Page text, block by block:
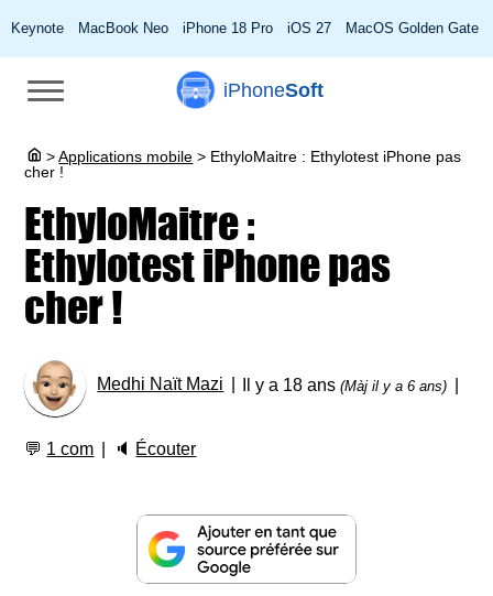
Keynote MacBook Neo iPhone 18 Pro iOS 27 MacOS Golden Gate
iPhoneSoft
> Applications mobile > EthyloMaitre : Ethylotest iPhone pas
cher !
EthyloMaitre :
Ethylotest iPhone pas
cher !
Medhi Naït Mazi Il y a 18 ans(Màj il y a 6 ans)
💬 1 com 🔈 Écouter